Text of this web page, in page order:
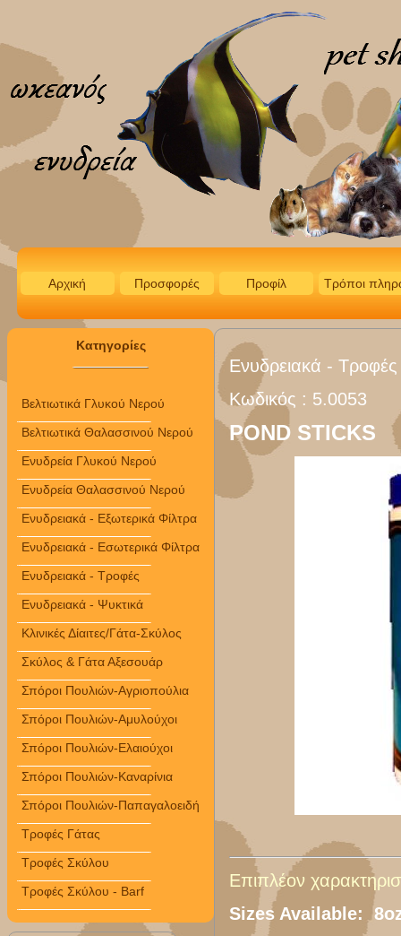
Αρχική Προσφορές Προφίλ Τρόποι
Κατηγορίες
Βελτιωτικά Γλυκού Νερού
Βελτιωτικά Θαλασσινού Νερού
Ενυδρεία Γλυκού Νερού
Ενυδρεία Θαλασσινού Νερού
Ενυδρειακά - Εξωτερικά Φίλτρα
Ενυδρειακά - Εσωτερικά Φίλτρα
Ενυδρειακά - Τροφές
Ενυδρειακά - Ψυκτικά
Κλινικές Δίαιτες/Γάτα-Σκύλος
Σκύλος & Γάτα Αξεσουάρ
Σπόροι Πουλιών-Αγριοπούλια
Σπόροι Πουλιών-Αμυλούχοι
Σπόροι Πουλιών-Ελαιούχοι
Σπόροι Πουλιών-Καναρίνια
Σπόροι Πουλιών-Παπαγαλοειδή
Τροφές Γάτας
Τροφές Σκύλου
Τροφές Σκύλου - Barf
Ενυδρειακά - Τροφές
Κωδικός : 5.0053
POND STICKS
Επιπλέον
Sizes Available: